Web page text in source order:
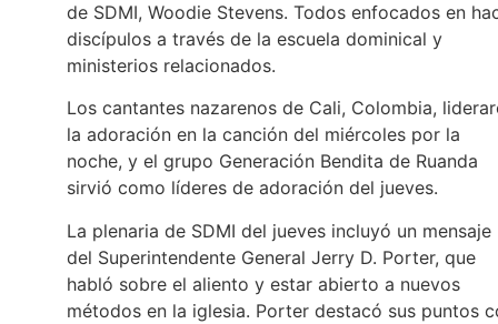
de SDMI, Woodie Stevens. Todos enfocados en
discípulos a través de la escuela dominical y
ministerios relacionados.
Los cantantes nazarenos de Cali, Colombia,
la adoración en la canción del miércoles por la
noche, y el grupo Generación Bendita de Ruanda
sirvió como líderes de adoración del jueves.
La plenaria de SDMI del jueves incluyó un mensaje
del Superintendente General Jerry D. Porter, que
habló sobre el aliento y estar abierto a nuevos
métodos en la iglesia. Porter destacó sus puntos